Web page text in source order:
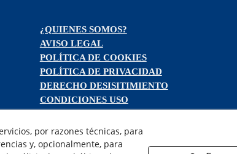
¿QUIENES SOMOS?
AVISO LEGAL
POLÍTICA DE COOKIES
POLÍTICA DE PRIVACIDAD
DERECHO DESISITIMIENTO
CONDICIONES USO
FINANCIACIÓN
ODR
por razones técnicas, para
y, opcionalmente, para